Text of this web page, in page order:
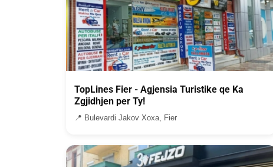
TopLines Fier - Agjensia Turistike qe Ka
Zgjidhjen per Ty!
📍 Bulevardi Jakov Xoxa, Fier